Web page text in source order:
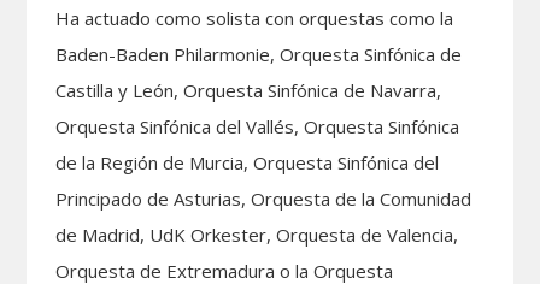
Ha actuado como solista con orquestas como la
Baden-Baden Philarmonie, Orquesta Sinfónica de
Castilla y León, Orquesta Sinfónica de Navarra,
Orquesta Sinfónica del Vallés, Orquesta Sinfónica
de la Región de Murcia, Orquesta Sinfónica del
Principado de Asturias, Orquesta de la Comunidad
de Madrid, UdK Orkester, Orquesta de Valencia,
Orquesta de Extremadura o la Orquesta